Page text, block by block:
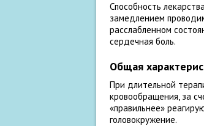
Способность
замедлением
расслабленном
сердечная боль.
Общая
При длительной
кровообращения, за
«правильнее»
головокружение.